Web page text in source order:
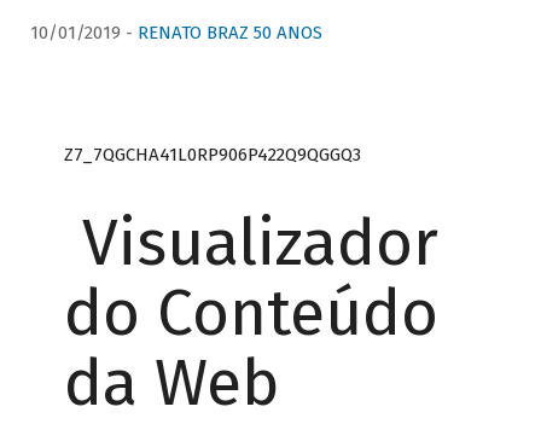
10/01/2019 - RENATO BRAZ 50 ANOS
Z7_7QGCHA41L0RP906P422Q9QGGQ3
Visualizador
do Conteúdo
da Web